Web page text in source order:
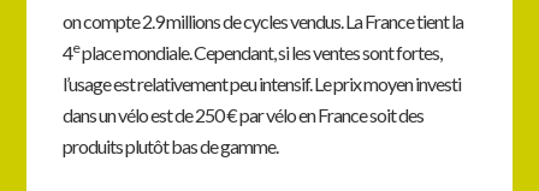
on compte 2.9 millions de cycles vendus. La France tient la
4eplace mondiale. Cependant, si les ventes sont fortes,
l’usage est relativement peu intensif. Le prix moyen investi
dans un vélo est de 250 € par vélo en France soit des
produits plutôt bas de gamme.